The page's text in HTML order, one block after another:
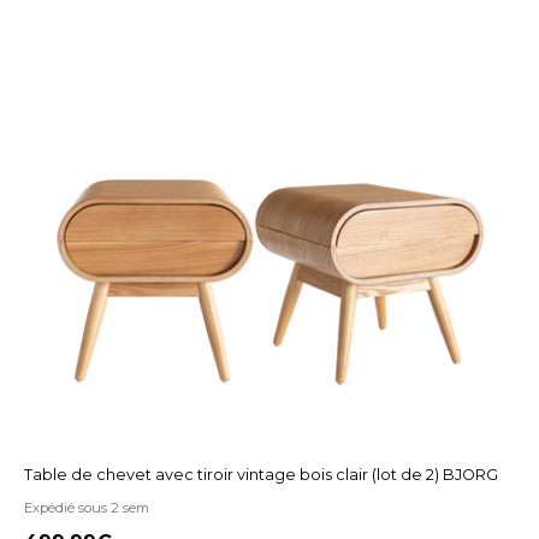
Table de chevet avec tiroir vintage bois clair (lot de 2) BJORG
Expédié sous 2 sem